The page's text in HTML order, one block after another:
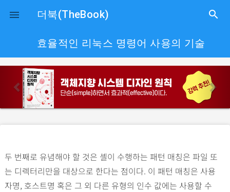
close
 더북(TheBook) search
효율적인 리눅스 명령어 사용의 기술
p
r
u
s
e
두 번째로 유념해야 할 것은 셸이 수행하는 패턴 매칭은 파일 또
는 디렉터리만을 대상으로 한다는 점이다. 이 패턴 매칭은 사용
자명, 호스트명 혹은 그 외 다른 유형의 인수 값에는 사용할 수